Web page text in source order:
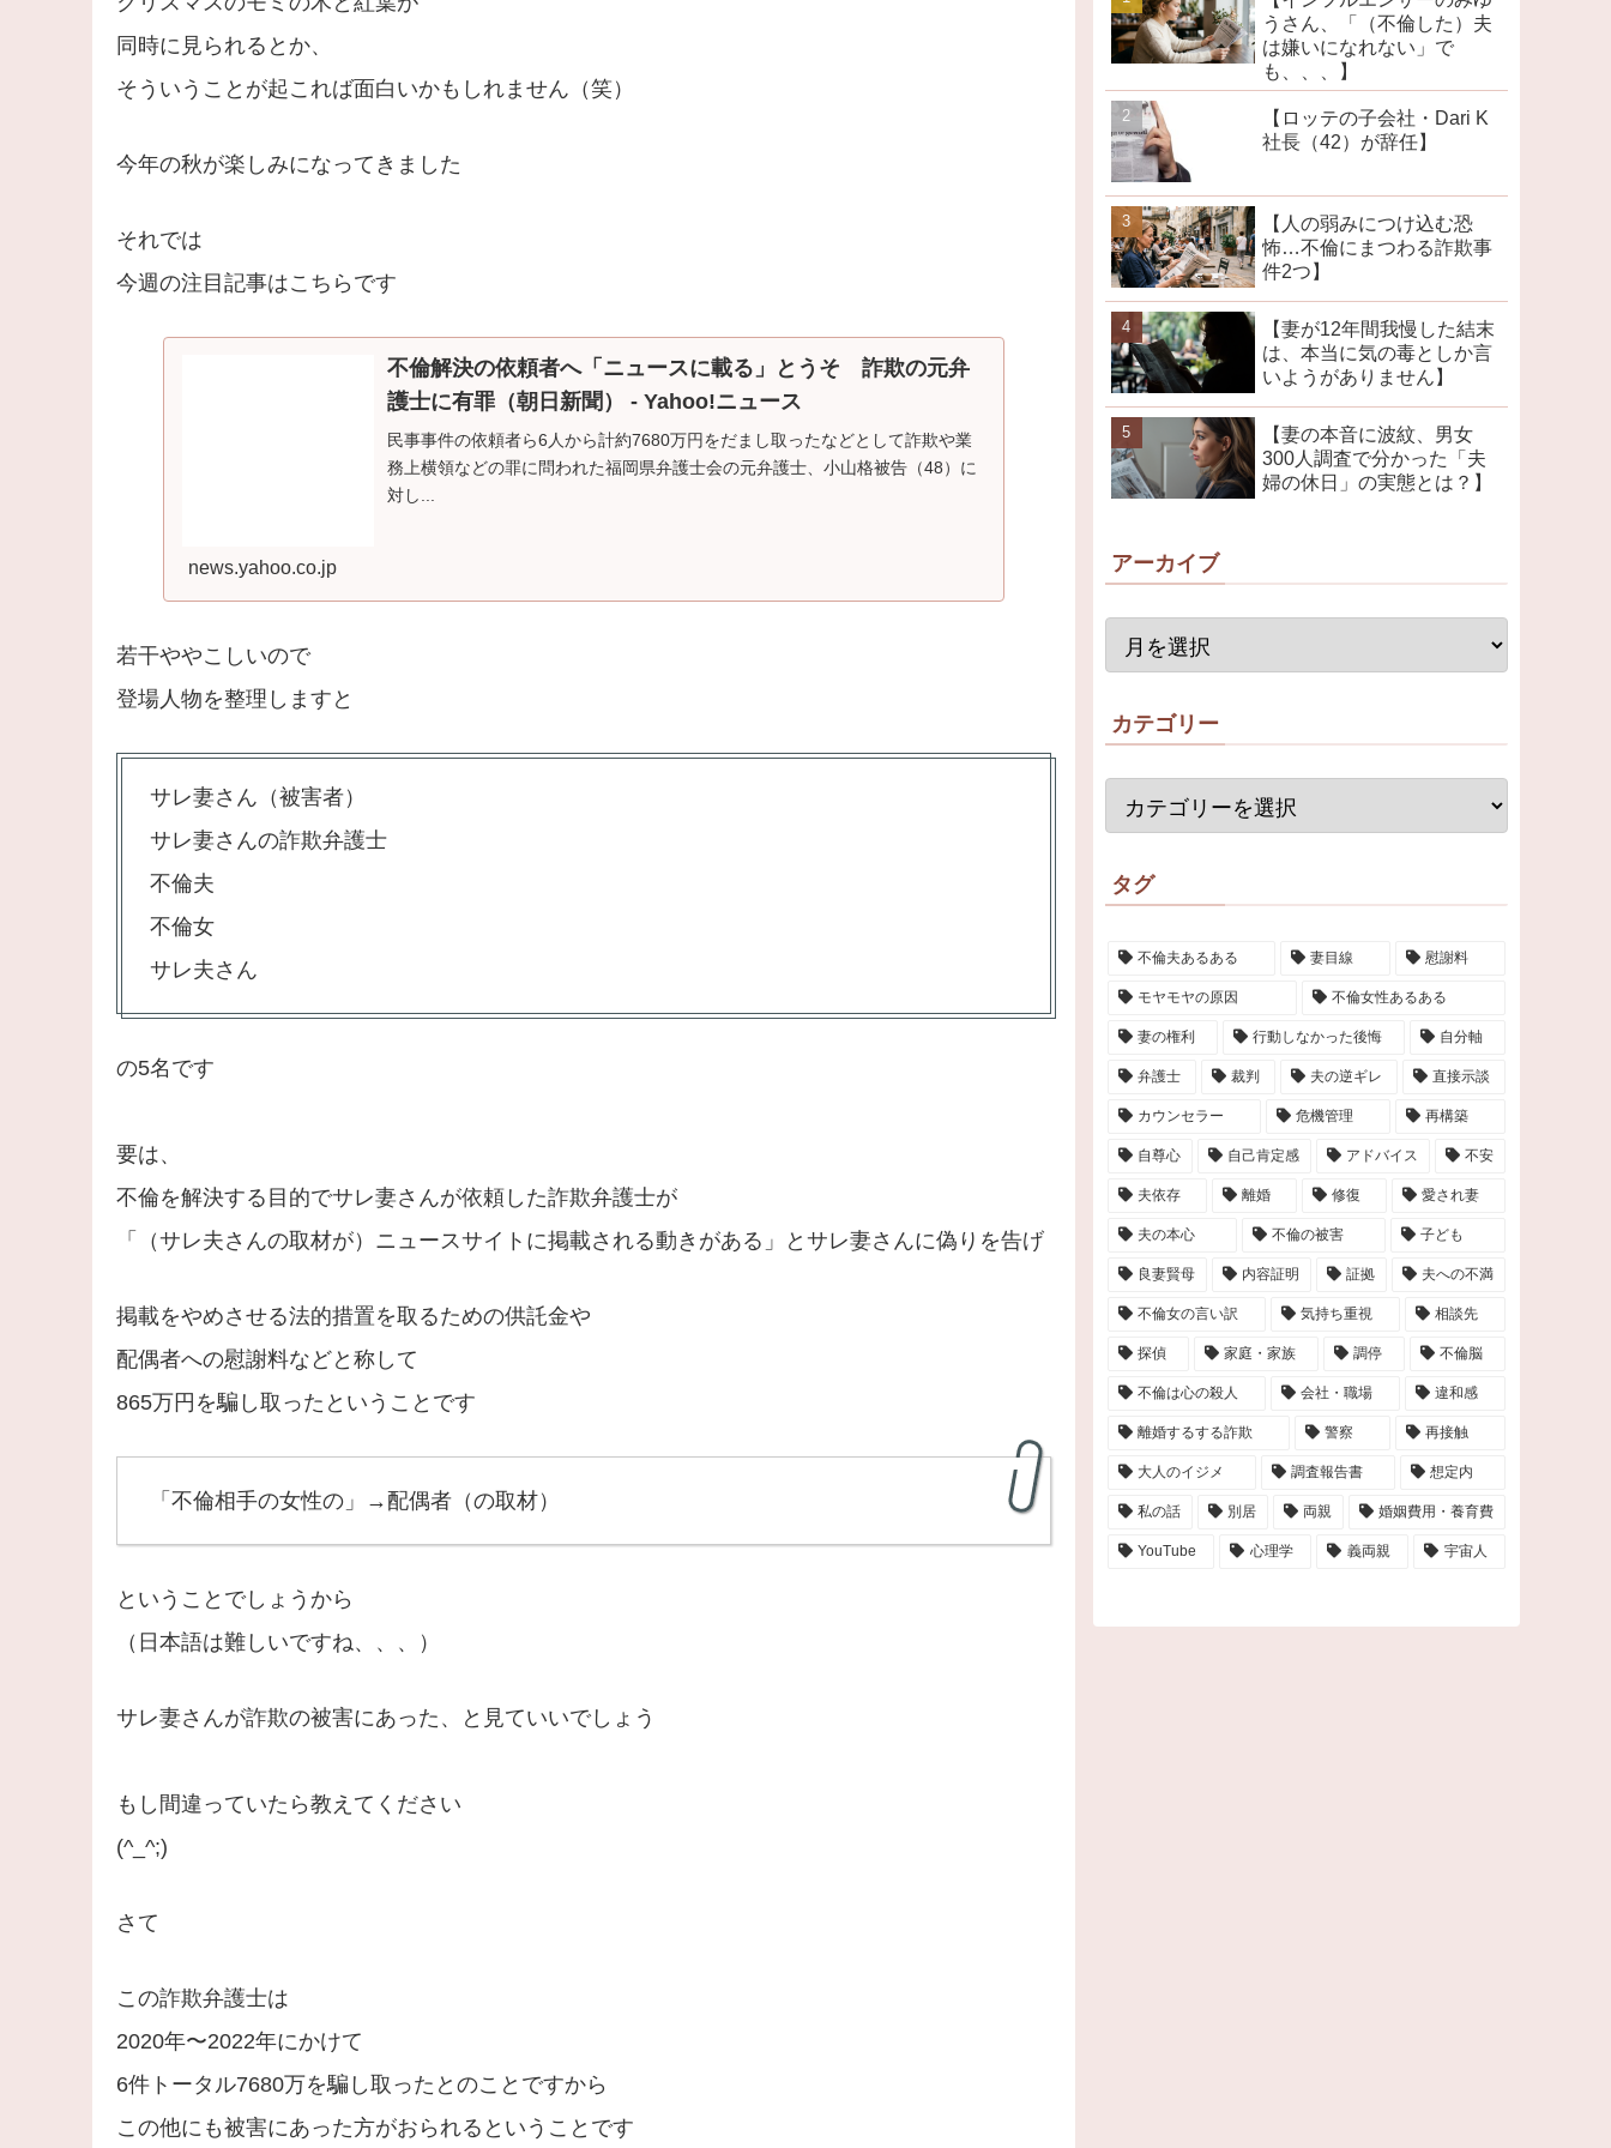
同時に見られるとか、
そういうことが起これば面白いかもしれません（笑）
今年の秋が楽しみになってきました
それでは
今週の注目記事はこちらです
不倫解決の依頼者へ「ニュースに載る」とうそ 詐欺の元弁
護士に有罪（朝日新聞） - Yahoo!ニュース
民事事件の依頼者ら6人から計約7680万円をだまし取ったなどとして詐欺や業
務上横領などの罪に問われた福岡県弁護士会の元弁護士、小山格被告（48）に
対し...
news.yahoo.co.jp
若干ややこしいので
登場人物を整理しますと
サレ妻さん（被害者）
サレ妻さんの詐欺弁護士
不倫夫
不倫女
サレ夫さん
の5名です
要は、
不倫を解決する目的でサレ妻さんが依頼した詐欺弁護士が
「（サレ夫さんの取材が）ニュースサイトに掲載される動きがある」とサレ妻さんに偽りを告げ
掲載をやめさせる法的措置を取るための供託金や
配偶者への慰謝料などと称して
865万円を騙し取ったということです
「不倫相手の女性の」→配偶者（の取材）
ということでしょうから
（日本語は難しいですね、、、）
サレ妻さんが詐欺の被害にあった、と見ていいでしょう
もし間違っていたら教えてください
(^_^;)
さて
この詐欺弁護士は
2020年〜2022年にかけて
6件トータル7680万を騙し取ったとのことですから
この他にも被害にあった方がおられるということです
うさん、「（不倫した）夫
は嫌いになれない」で
も、、、】
【ロッテの子会社・Dari K
社長（42）が辞任】
【人の弱みにつけ込む恐
怖…不倫にまつわる詐欺事
件2つ】
【妻が12年間我慢した結末
は、本当に気の毒としか言
いようがありません】
【妻の本音に波紋、男女
300人調査で分かった「夫
婦の休日」の実態とは？】
アーカイブ
カテゴリー
タグ
不倫夫あるある 妻目線 慰謝料
モヤモヤの原因 不倫女性あるある
妻の権利 行動しなかった後悔 自分軸
弁護士 裁判 夫の逆ギレ 直接示談
カウンセラー 危機管理 再構築
自尊心 自己肯定感 アドバイス 不安
夫依存 離婚 修復 愛され妻
夫の本心 不倫の被害 子ども
良妻賢母 内容証明 証拠 夫への不満
不倫女の言い訳 気持ち重視 相談先
探偵 家庭・家族 調停 不倫脳
不倫は心の殺人 会社・職場 違和感
離婚するする詐欺 警察 再接触
大人のイジメ 調査報告書 想定内
私の話 別居 両親 婚姻費用・養育費
YouTube 心理学 義両親 宇宙人